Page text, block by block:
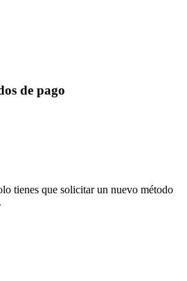
de pago
tienes que solicitar un nuevo método